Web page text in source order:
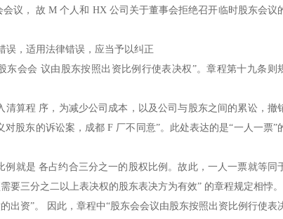
议， 故 M 个人和 HX 公司关于董事会拒绝召开临时股东会议
误，适用法律错误，应当予以纠正
会会 议由股东按照出资比例行使表决权”。章程第十九条则
算程 序，为减少公司成本，以及公司与股东之间的累讼，撤
股东的诉讼案，成都 F 厂不同意”。此处表达的是“一人一票”
就是 各占约合三分之一的股权比例。故此，一人一票就等同
要三分之二以上表决权的股东表决方为有效” 的章程规定相悖。
出资”。 因此，章程中“股东会会议由股东按照出资比例行使表